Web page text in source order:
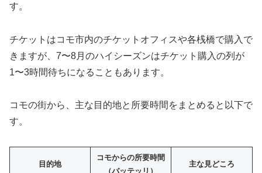
す。
チケットはコモ市内のチケットオフィスや各桟橋で購入で
きますが、7〜8月のハイシーズンはチケット購入の列が
1〜3時間待ちになることもあります。
コモの街から、主な目的地と所要時間をまとめると以下で
す。
目的地
コモからの所要時間
（バッテッリ）
主な見どころ